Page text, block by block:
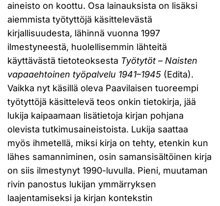
aineisto on koottu. Osa lainauksista on lisäksi
aiemmista työtyttöjä käsittelevästä
kirjallisuudesta, lähinnä vuonna 1997
ilmestyneestä, huolellisemmin lähteitä
käyttävästä tietoteoksesta Työtytöt – Naisten
vapaaehtoinen työpalvelu 1941–1945 (Edita).
Vaikka nyt käsillä oleva Paavilaisen tuoreempi
työtyttöjä käsittelevä teos onkin tietokirja, jää
lukija kaipaamaan lisätietoja kirjan pohjana
olevista tutkimusaineistoista. Lukija saattaa
myös ihmetellä, miksi kirja on tehty, etenkin kun
lähes samanniminen, osin samansisältöinen kirja
on siis ilmestynyt 1990-luvulla. Pieni, muutaman
rivin panostus lukijan ymmärryksen
laajentamiseksi ja kirjan kontekstin